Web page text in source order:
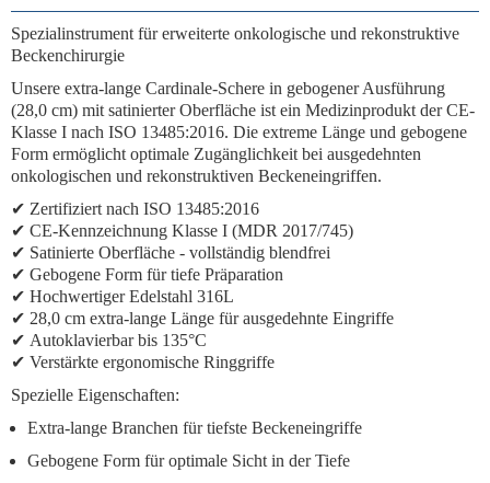
Spezialinstrument für erweiterte onkologische und rekonstruktive
Beckenchirurgie
Unsere extra-lange Cardinale-Schere in gebogener Ausführung
(28,0 cm) mit satinierter Oberfläche ist ein Medizinprodukt derCE-
Klasse I nach ISO 13485:2016. Die extreme Länge und gebogene
Form ermöglicht optimale Zugänglichkeit bei ausgedehnten
onkologischen und rekonstruktiven Beckeneingriffen.
✔ Zertifiziert nach ISO 13485:2016
✔ CE-Kennzeichnung Klasse I (MDR 2017/745)
✔ Satinierte Oberfläche - vollständig blendfrei
✔ Gebogene Form für tiefe Präparation
✔ Hochwertiger Edelstahl 316L
✔ 28,0 cm extra-lange Länge für ausgedehnte Eingriffe
✔ Autoklavierbar bis 135°C
✔ Verstärkte ergonomische Ringgriffe
Spezielle Eigenschaften:
Extra-lange Branchen für tiefste Beckeneingriffe
Gebogene Form für optimale Sicht in der Tiefe